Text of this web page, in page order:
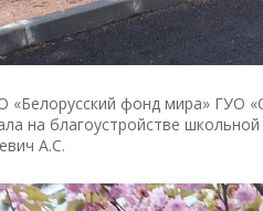
«Белорусский фонд мира» ГУО
на благоустройстве
А.С.